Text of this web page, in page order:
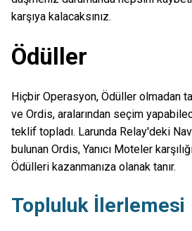
karşıya kalacaksınız.
Ödüller
Hiçbir Operasyon, Ödüller olmadan
ve Ordis, aralarından seçim
teklif topladı. Larunda Relay'deki
bulunan Ordis, Yanıcı Moteler
Ödülleri kazanmanıza olanak tanır.
Topluluk İlerlemesi